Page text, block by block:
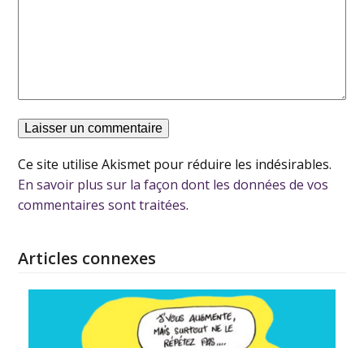
Ce site utilise Akismet pour réduire les indésirables.
En savoir plus sur la façon dont les données de vos
commentaires sont traitées.
Articles connexes